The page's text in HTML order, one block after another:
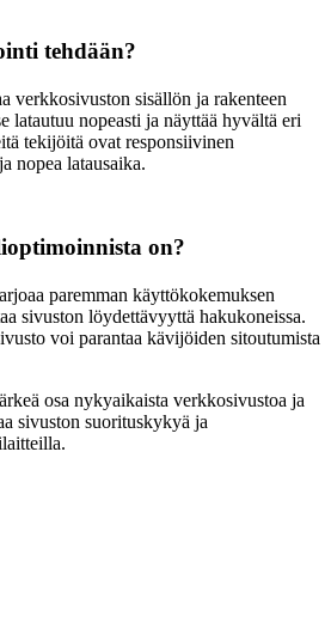
tehdään?
verkkosivuston sisällön ja rakenteen
latautuu nopeasti ja näyttää hyvältä eri
tekijöitä ovat responsiivinen
nopea latausaika.
on?
paremman käyttökokemuksen
sivuston löydettävyyttä hakukoneissa.
voi parantaa kävijöiden sitoutumista
osa nykyaikaista verkkosivustoa ja
sivuston suorituskykyä ja